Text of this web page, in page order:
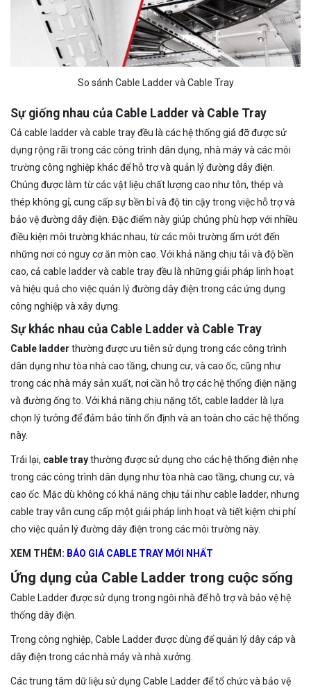
So sánh Cable Ladder và Cable Tray
Sự giống nhau của Cable Ladder và Cable Tray
Cả cable ladder và cable tray đều là các hệ thống giá đỡ được sử
dụng rộng rãi trong các công trình dân dụng, nhà máy và các môi
trường công nghiệp khác để hỗ trợ và quản lý đường dây điện.
Chúng được làm từ các vật liệu chất lượng cao như tôn, thép và
thép không gỉ, cung cấp sự bền bỉ và độ tin cậy trong việc hỗ trợ và
bảo vệ đường dây điện. Đặc điểm này giúp chúng phù hợp với nhiều
điều kiện môi trường khác nhau, từ các môi trường ẩm ướt đến
những nơi có nguy cơ ăn mòn cao. Với khả năng chịu tải và độ bền
cao, cả cable ladder và cable tray đều là những giải pháp linh hoạt
và hiệu quả cho việc quản lý đường dây điện trong các ứng dụng
công nghiệp và xây dựng.
Sự khác nhau của Cable Ladder và Cable Tray
Cable ladder thường được ưu tiên sử dụng trong các công trình
dân dụng như tòa nhà cao tầng, chung cư, và cao ốc, cũng như
trong các nhà máy sản xuất, nơi cần hỗ trợ các hệ thống điện nặng
và đường ống to. Với khả năng chịu nặng tốt, cable ladder là lựa
chọn lý tưởng để đảm bảo tính ổn định và an toàn cho các hệ thống
này.
Trái lại, cable traythường được sử dụng cho các hệ thống điện nhẹ
trong các công trình dân dụng như tòa nhà cao tầng, chung cư, và
cao ốc. Mặc dù không có khả năng chịu tải như cable ladder, nhưng
cable tray vẫn cung cấp một giải pháp linh hoạt và tiết kiệm chi phí
cho việc quản lý đường dây điện trong các môi trường này.
XEM THÊM: BÁO GIÁ CABLE TRAY MỚI NHẤT
Ứng dụng của Cable Ladder trong cuộc sống
Cable Ladder được sử dụng trong ngôi nhà để hỗ trợ và bảo vệ hệ
thống dây điện.
Trong công nghiệp, Cable Ladder được dùng để quản lý dây cáp và
dây điện trong các nhà máy và nhà xưởng.
Các trung tâm dữ liệu sử dụng Cable Ladder để tổ chức và bảo vệ